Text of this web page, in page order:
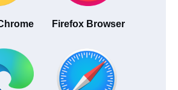
Firefox Browser